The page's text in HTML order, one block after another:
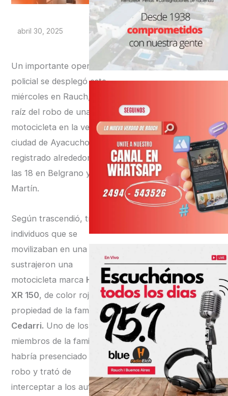
abril 30, 2025
Un importante operativo
policial se desplegó este
miércoles en Rauch, a
raíz del robo de una
motocicleta en la vecina
ciudad de Ayacucho
registrado alrededor de
las 18 en Belgrano y San
Martín.
Según trascendió, tres
individuos que se
movilizaban en una moto
sustrajeron una
motocicleta marca Honda
XR 150, de color rojo,
propiedad de la familia
Cedarri. Uno de los
miembros de la familia
habría presenciado el
robo y trató de
interceptar a los autores,